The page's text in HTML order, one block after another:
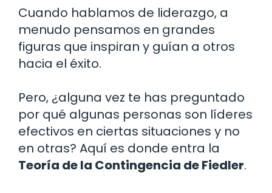
Cuando hablamos de liderazgo, a
menudo pensamos en grandes
figuras que inspiran y guían a otros
hacia el éxito.
Pero, ¿alguna vez te has preguntado
por qué algunas personas son líderes
efectivos en ciertas situaciones y no
en otras? Aquí es donde entra la
Teoría de la Contingencia de Fiedler.